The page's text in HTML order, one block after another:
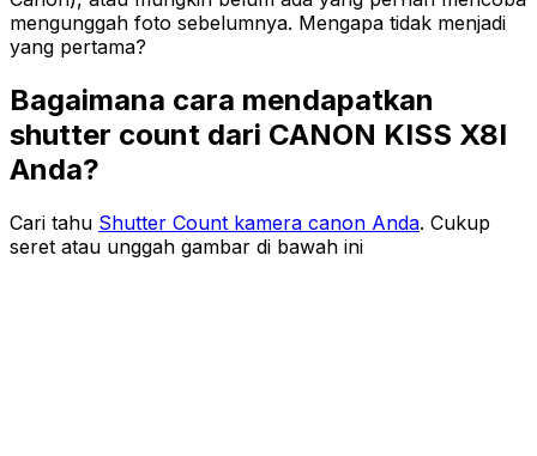
mengunggah foto sebelumnya. Mengapa tidak menjadi
yang pertama?
Bagaimana cara mendapatkan
shutter count dari CANON KISS X8I
Anda?
Cari tahu Shutter Count kamera canon Anda. Cukup
seret atau unggah gambar di bawah ini